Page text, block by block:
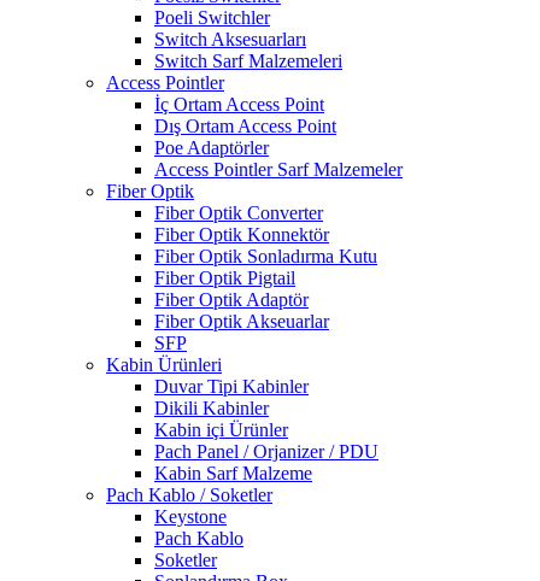
Poeli Switchler
Switch Aksesuarları
Switch Sarf Malzemeleri
Access Pointler
İç Ortam Access Point
Dış Ortam Access Point
Poe Adaptörler
Access Pointler Sarf Malzemeler
Fiber Optik
Fiber Optik Converter
Fiber Optik Konnektör
Fiber Optik Sonladırma Kutu
Fiber Optik Pigtail
Fiber Optik Adaptör
Fiber Optik Akseuarlar
SFP
Kabin Ürünleri
Duvar Tipi Kabinler
Dikili Kabinler
Kabin içi Ürünler
Pach Panel / Orjanizer / PDU
Kabin Sarf Malzeme
Pach Kablo / Soketler
Keystone
Pach Kablo
Soketler